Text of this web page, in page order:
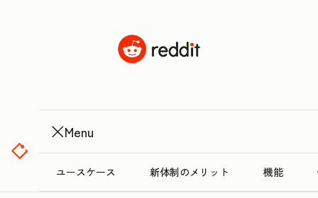
Menu
ユースケース 新体制のメリット 機能